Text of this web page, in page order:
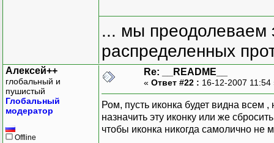
... мы преодолеваем
распределенных
Алексей++
глобальный и
пушистый
Глобальный
модератор
Offline
Re: __README__
« Ответ #22 : 16-12-2007
Ром, пусть иконка будет видна всем
назначить эту иконку или же
чтобы иконка никогда самолично не